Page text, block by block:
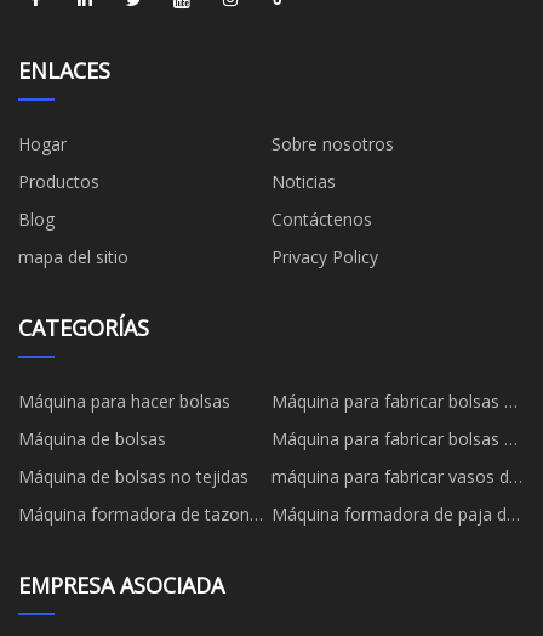
ENLACES
Hogar
Sobre nosotros
Productos
Noticias
Blog
Contáctenos
mapa del sitio
Privacy Policy
CATEGORÍAS
Máquina para hacer bolsas
Máquina para fabricar bolsas de
papel
Máquina de bolsas
Máquina para fabricar bolsas de
papel
Máquina de bolsas no tejidas
máquina para fabricar vasos de
papel
Máquina formadora de tazones Máquina formadora de paja de
EMPRESA ASOCIADA